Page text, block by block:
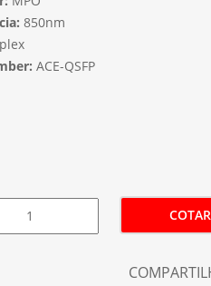
850nm
ACE-QSFP
COTAR